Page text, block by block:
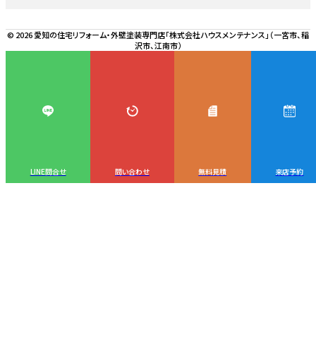
© 2026 愛知の住宅リフォーム・外壁塗装専門店「株式会社ハウスメンテナンス」（一宮市、稲
沢市、江南市）
LINE問合せ 問い合わせ 無料見積 来店予約